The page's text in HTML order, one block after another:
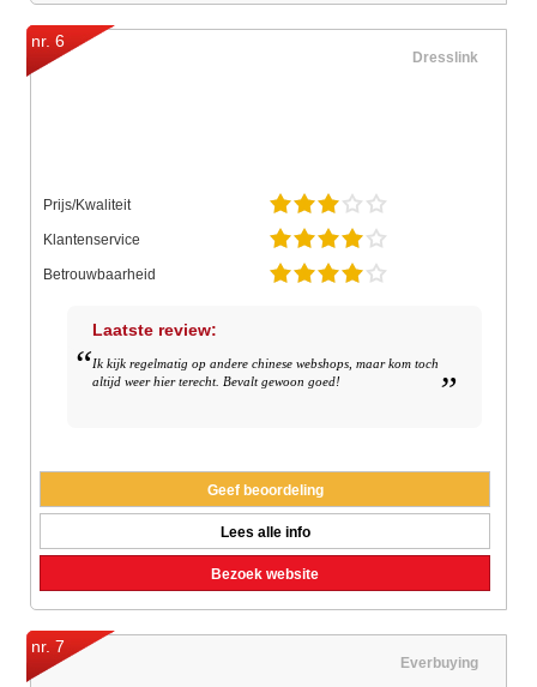
nr. 6
Dresslink
Prijs/Kwaliteit
Klantenservice
Betrouwbaarheid
Laatste review:
Ik kijk regelmatig op andere chinese webshops, maar kom toch
altijd weer hier terecht. Bevalt gewoon goed!
Geef beoordeling
Lees alle info
Bezoek website
nr. 7
Everbuying